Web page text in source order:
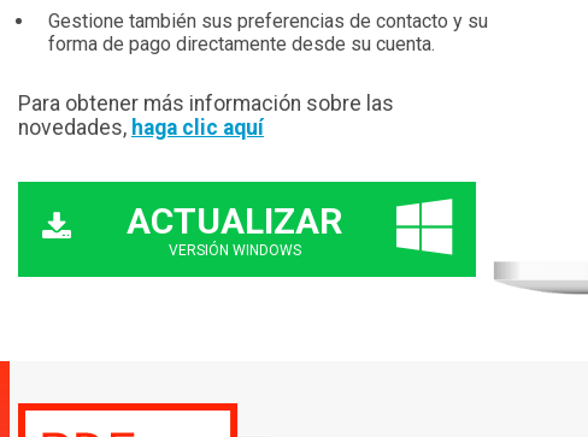
Gestione también sus preferencias de contacto y su
forma de pago directamente desde su cuenta.
Para obtener más información sobre las
novedades, haga clic aquí
ACTUALIZAR
VERSIÓN WINDOWS